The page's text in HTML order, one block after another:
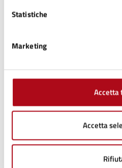
Statistiche
Marketing
Accetta
Accetta
E-mail:
Tipo di evento: Evento sociale